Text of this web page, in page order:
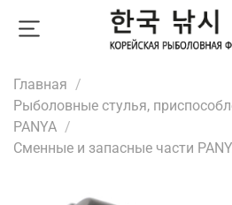
Главная
Рыболовные стулья,
PANYA
Сменные и запасные части